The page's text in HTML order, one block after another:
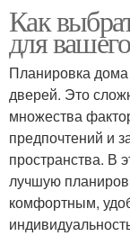
Как
для
Планировка
дверей. Это
множества
предпочтений и
пространства. В
лучшую
комфортным,